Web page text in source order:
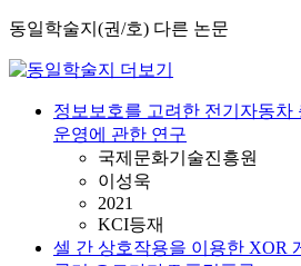
동일학술지(권/호) 다른 논문
정보보호를 고려한 전기자동차
운영에 관한 연구
국제문화기술진흥원
이성욱
2021
KCI등재
셀 간 상호작용을 이용한 XOR